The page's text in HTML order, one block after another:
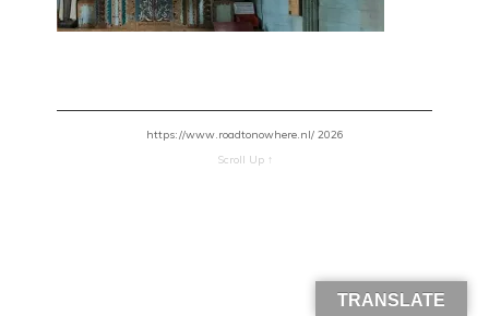
https://www.roadtonowhere.nl/ 2026
Scroll Up ↑
TRANSLATE